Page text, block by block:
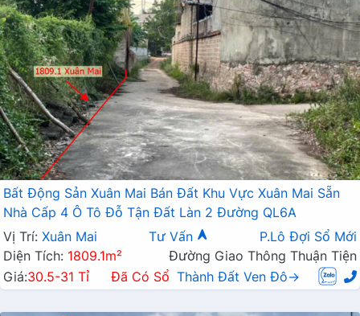
Bất Động Sản Xuân Mai Bán Đất Khu Vực Xuân Mai Sẵn
Nhà Cấp 4 Ô Tô Đỗ Tận Đất Làn 2 Đường QL6A
Vị Trí: Xuân Mai Tư Vấn
P.Lô Đợi Sổ Mới
Diện Tích: 1809.1m²
Đường Giao Thông Thuận Tiện
Giá:30.5-31 Tỉ Đã Có Sổ Thành Đất Ven Đô→